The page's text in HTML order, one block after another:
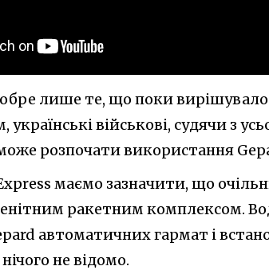
лише те, що поки
військові, судячи з
розпочати використання
маємо зазначити, що
ракетним комплексом.
автоматичних гармат і
не відомо.